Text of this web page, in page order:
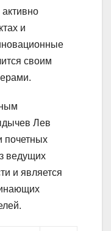
и
своим
Лев
почетных
ведущих
и является